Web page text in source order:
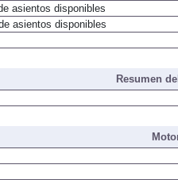
asientos disponibles
asientos disponibles
Resumen